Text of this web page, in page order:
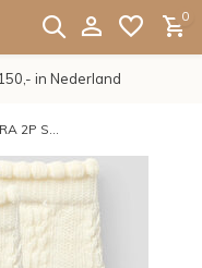
0
in Nederland
2P S...